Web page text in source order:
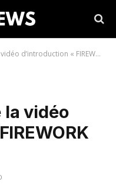
« FIREWORK (Korean Ver.) »
la vidéo